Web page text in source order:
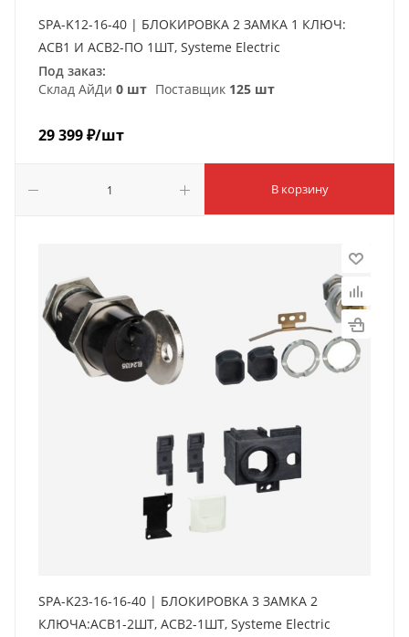
SPA-K12-16-40 | БЛОКИРОВКА 2 ЗАМКА 1 КЛЮЧ:
ACB1 И ACB2-ПО 1ШТ, Systeme Electric
Под заказ:
Склад АйДи 0 шт Поставщик 125 шт
29 399₽/шт
В корзину
SPA-K23-16-16-40 | БЛОКИРОВКА 3 ЗАМКА 2
КЛЮЧА:ACB1-2ШТ, ACB2-1ШТ, Systeme Electric